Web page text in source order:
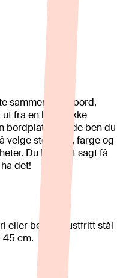
sammen spisebord,
fra en lang rekke
bordplaten og de ben du
velge størrelse, farge og
Du kan kort sagt få
det!
eller børstet rustfritt stål
45 cm.